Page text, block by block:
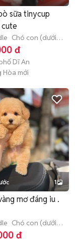
sữa tinycup
cute
Chó con (dưới 3
đ
Dĩ An
Hòa mới
1
mơ đáng iu .
Chó con (dưới 3
đ